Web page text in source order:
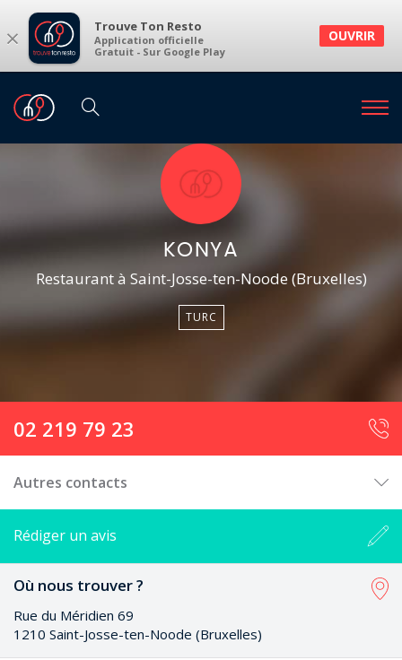
× Trouve Ton Resto
Application officielle
Gratuit - Sur Google Play
OUVRIR
KONYA
Restaurant à Saint-Josse-ten-Noode (Bruxelles)
TURC
02 219 79 23
Autres contacts
Rédiger un avis
Où nous trouver ?
Rue du Méridien 69
1210 Saint-Josse-ten-Noode (Bruxelles)